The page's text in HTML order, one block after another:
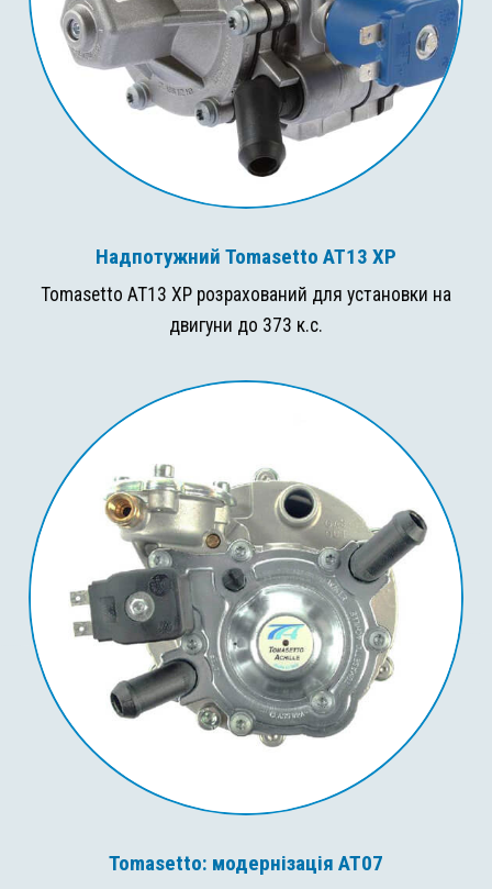
Надпотужний Tomasetto AT13 XP
Tomasetto AT13 XP розрахований для установки на
двигуни до 373 к.с.
Tomasetto: модернізація AT07